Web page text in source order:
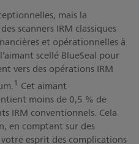
mais la
scanners IRM classiques
et opérationnelles à
scellé BlueSeal pour
vers des opérations IRM
1 Cet aimant
moins de 0,5 % de
IRM conventionnels. Cela
en comptant sur des
esprit des complications